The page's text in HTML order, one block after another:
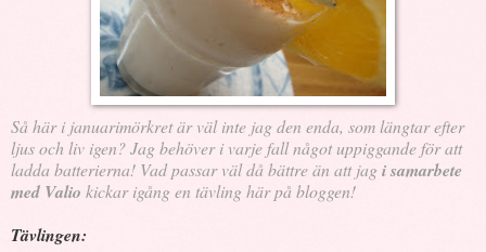
Så här i januarimörkret är väl inte jag den enda, som längtar efter
ljus och liv igen? Jag behöver i varje fall något uppiggande för att
ladda batterierna! Vad passar väl då bättre än att jagi samarbete
med Valio kickar igång en tävling här på bloggen!
Tävlingen: